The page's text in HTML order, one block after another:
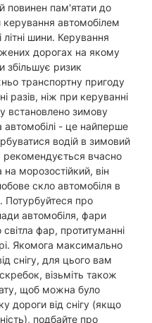
повинен пам'ятати до
автомобілем
шини. Керування
дорогах на якому
збільшує ризик
транспортну пригоду
разів, ніж при керуванні
встановлено зимову
- це найперше
водій в зимовий
рекомендується вчасно
морозостійкий, він
скло автомобіля в
Потурбуйтеся про
автомобіля, фари
фар, протитуманні
Якомога максимально
снігу, для цього вам
візьміть також
щоб можна було
дороги від снігу (якщо
подбайте про